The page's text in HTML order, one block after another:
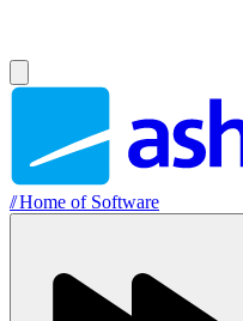
//Home of Software